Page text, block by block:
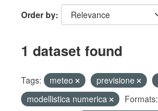
Order by
1 dataset found
Tags: meteo previsione
modellistica numerica
Formats: